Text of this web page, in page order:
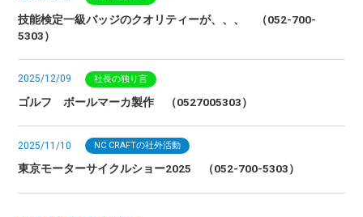
技能検定一級バッジのクオリティーが、、、 （052-700-
5303）
2025/12/09 社長の独り言
ゴルフ ボールマーカ製作 （0527005303）
2025/11/10 NC CRAFTの社外活動
東京モーターサイクルショー2025 （052-700-5303）